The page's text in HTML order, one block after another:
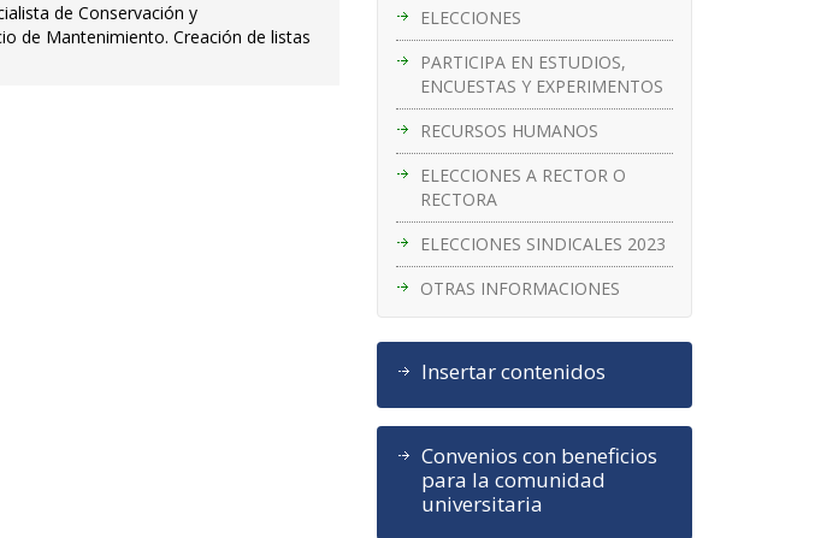
ELECCIONES
PARTICIPA EN ESTUDIOS,
ENCUESTAS Y EXPERIMENTOS
RECURSOS HUMANOS
ELECCIONES A RECTOR O
RECTORA
ELECCIONES SINDICALES 2023
OTRAS INFORMACIONES
Insertar contenidos
Convenios con beneficios
para la comunidad
universitaria
de Conservación y
de Mantenimiento. Creación de listas